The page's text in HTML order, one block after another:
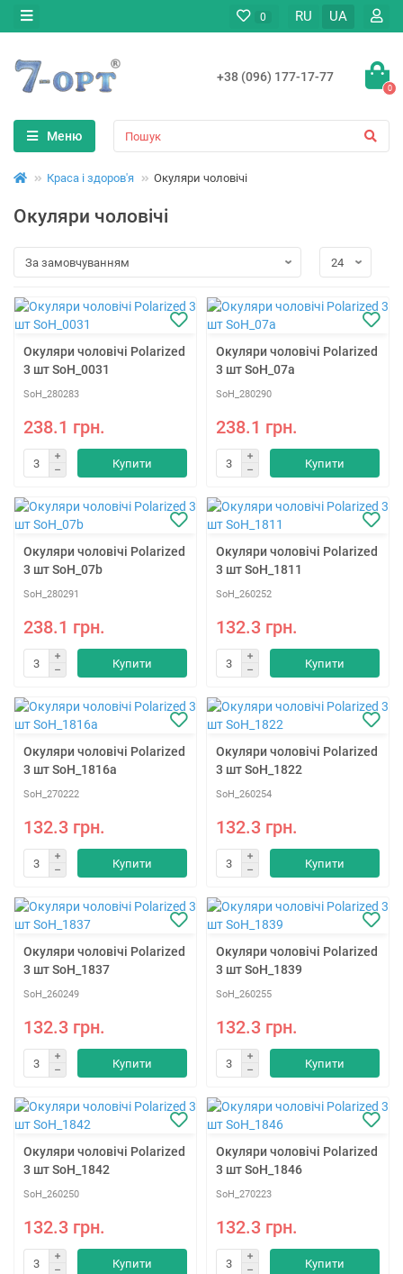
0 RU UA
+38 (096) 177-17-77
0
Меню
Краса і здоров'я Окуляри чоловічі
Окуляри чоловічі
Окуляри чоловічі Polarized
3 шт SoH_0031
SoH_280283
238.1 грн.
Купити
Окуляри чоловічі Polarized
3 шт SoH_07a
SoH_280290
238.1 грн.
Купити
Окуляри чоловічі Polarized
3 шт SoH_07b
SoH_280291
238.1 грн.
Купити
Окуляри чоловічі Polarized
3 шт SoH_1811
SoH_260252
132.3 грн.
Купити
Окуляри чоловічі Polarized
3 шт SoH_1816a
SoH_270222
132.3 грн.
Купити
Окуляри чоловічі Polarized
3 шт SoH_1822
SoH_260254
132.3 грн.
Купити
Окуляри чоловічі Polarized
3 шт SoH_1837
SoH_260249
132.3 грн.
Купити
Окуляри чоловічі Polarized
3 шт SoH_1839
SoH_260255
132.3 грн.
Купити
Окуляри чоловічі Polarized
3 шт SoH_1842
SoH_260250
132.3 грн.
Купити
Окуляри чоловічі Polarized
3 шт SoH_1846
SoH_270223
132.3 грн.
Купити